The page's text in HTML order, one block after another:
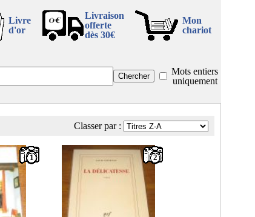
Livre
d'or
Livraison
offerte
dès 30€
Mon
chariot
Mots entiers
uniquement
Classer par :
1 2